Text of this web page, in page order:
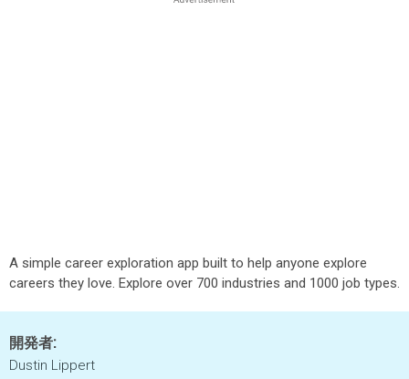
A simple career exploration app built to help anyone explore
careers they love. Explore over 700 industries and 1000 job types.
開発者:
Dustin Lippert